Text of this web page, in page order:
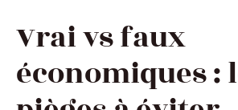
Vrai vs faux
économiques :